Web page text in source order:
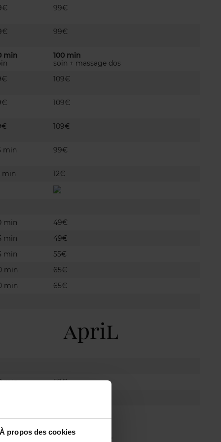
À propos des cookies
99€
99€
min
100 min
soin + massage dos
109€
109€
109€
min 99€
min
12€
min
49€
min
49€
min
55€
min
65€
min
65€
min
59€